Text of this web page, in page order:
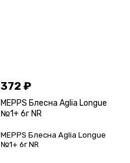
372₽
MEPPS Блесна Aglia Longue
№1+ 6г NR
MEPPS Блесна Aglia Longue
№1+ 6г NR